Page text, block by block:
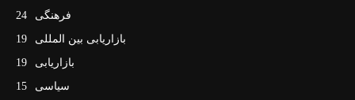
فرهنگی
24
بازاریابی بین المللی
19
بازاریابی
19
سیاسی
15